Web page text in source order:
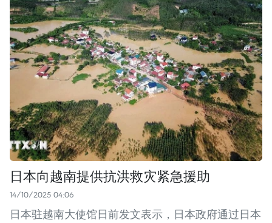
日本向越南提供抗洪救灾紧急援助
14/10/2025 04:06
日本驻越南大使馆日前发文表示，日本政府通过日本